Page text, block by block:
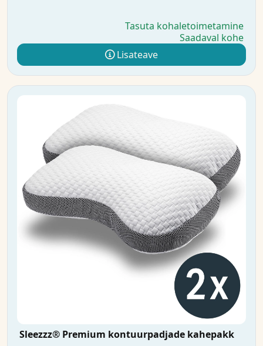
Tasuta kohaletoimetamine
Saadaval kohe
Lisateave
Sleezzz® Premium kontuurpadjade kahepakk